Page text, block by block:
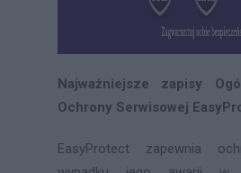
Najważniejsze zapisy
Ochrony Serwisowej
EasyProtect zapewnia